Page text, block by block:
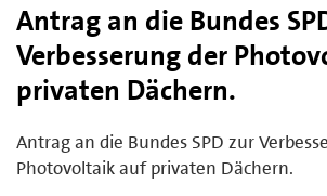
Antrag an die Bundes
Verbesserung der
privaten Dächern.
Antrag an die Bundes SPD zur
Photovoltaik auf privaten Dächern.